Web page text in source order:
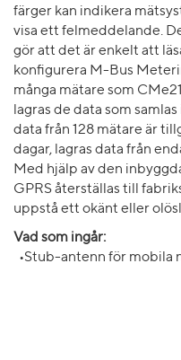
färger kan indikera
visa ett felmeddelande.
gör att det är enkelt att
konfigurera M-Bus
många mätare som
lagras de data som
data från 128 mätare är
dagar, lagras data från
Med hjälp av den
GPRS återställas till
uppstå ett okänt eller
Vad som ingår:
•Stub-antenn för mobila